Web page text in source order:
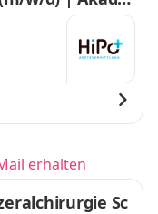
Großraum Sch
erhalten
Sc